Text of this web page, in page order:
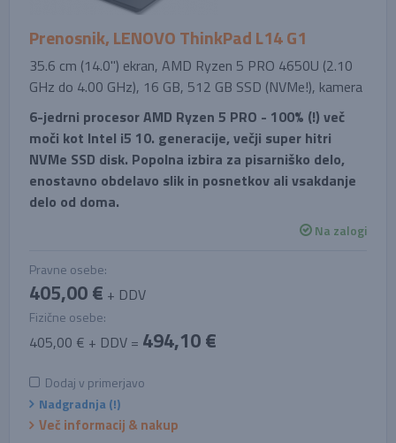
Prenosnik, LENOVO ThinkPad L14 G1
35.6 cm (14.0'') ekran, AMD Ryzen 5 PRO 4650U (2.10
GHz do 4.00 GHz), 16 GB, 512 GB SSD (NVMe!), kamera
6-jedrni procesor AMD Ryzen 5 PRO - 100% (!) več
moči kot Intel i5 10. generacije, večji super hitri
NVMe SSD disk. Popolna izbira za pisarniško delo,
enostavno obdelavo slik in posnetkov ali vsakdanje
delo od doma.
Na zalogi
Pravne osebe:
405,00 € + DDV
Fizične osebe:
405,00 € + DDV = 494,10 €
Dodaj v primerjavo
Nadgradnja (!)
Več informacij & nakup